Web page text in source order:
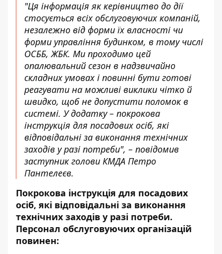
"Ця інформація як керівництво до дії
стосується всіх обслуговуючих компаній,
незалежно від форми їх власності чи
форми управління будинком, в тому числі
ОСББ, ЖБК. Ми проходимо цей
опалювальний сезон в надзвичайно
складних умовах і повинні бути готові
реагувати на можливі виклики чітко й
швидко, щоб не допустити поломок в
системі. У додатку – покрокова
інструкція для посадових осіб, які
відповідальні за виконання технічних
заходів у разі потреби", – повідомив
заступник голови КМДА Петро
Пантелеєв.
Покрокова інструкція для посадових
осіб, які відповідальні за виконання
технічних заходів у разі потреби.
Персонал обслуговуючих організацій
повинен: